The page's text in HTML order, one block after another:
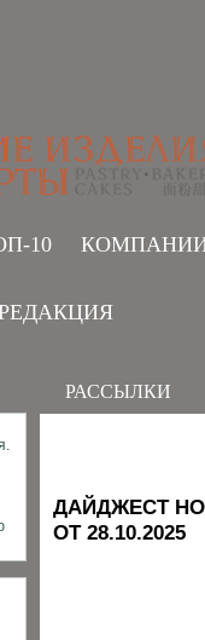
10
РАССЫЛКИ
ДАЙДЖЕСТ
ОТ 28.10.2025